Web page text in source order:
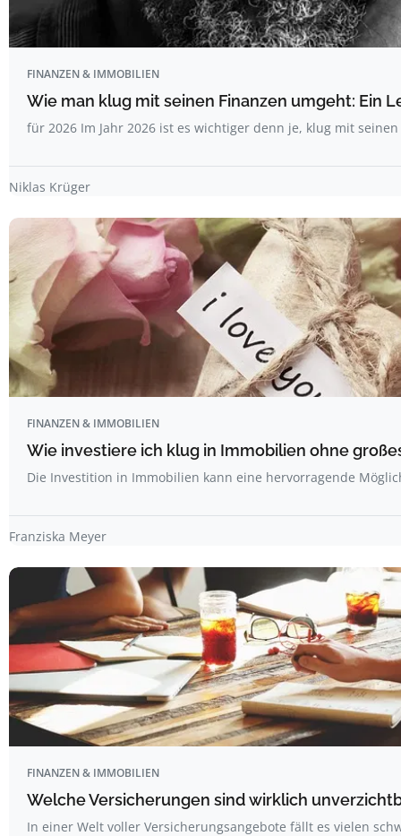
FINANZEN & IMMOBILIEN
Wie man klug mit seinen Finanzen umgeht: Ein
für 2026 Im Jahr 2026 ist es wichtiger denn je, klug mit
Niklas Krüger
FINANZEN & IMMOBILIEN
Wie investiere ich klug in Immobilien ohne
Die Investition in Immobilien kann eine hervorragende
Franziska Meyer
FINANZEN & IMMOBILIEN
Welche Versicherungen sind wirklich
In einer Welt voller Versicherungsangebote fällt es vielen